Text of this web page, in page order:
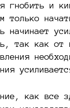
гнобить и
только
начинает
так как от
как все